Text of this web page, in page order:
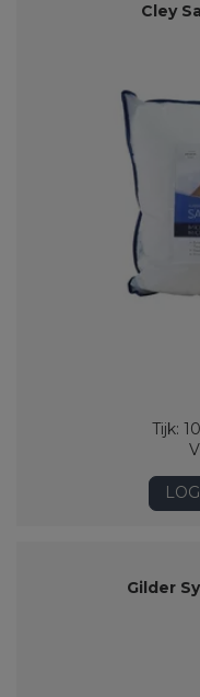
Cley
Tijk:
Gilder